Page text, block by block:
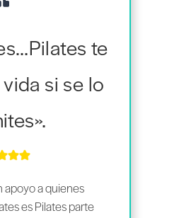
te
si se lo
apoyo a quienes
es Pilates parte